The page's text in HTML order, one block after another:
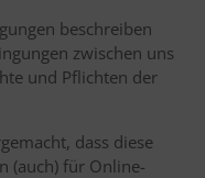
beschreiben
zwischen uns
und Pflichten der
dass diese
(auch) für Online-